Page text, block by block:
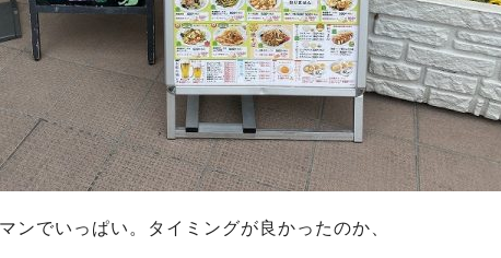
ンでいっぱい。タイミングが良かったのか、